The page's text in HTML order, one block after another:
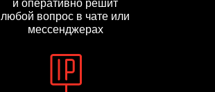
любой вопрос в чате или
мессенджерах